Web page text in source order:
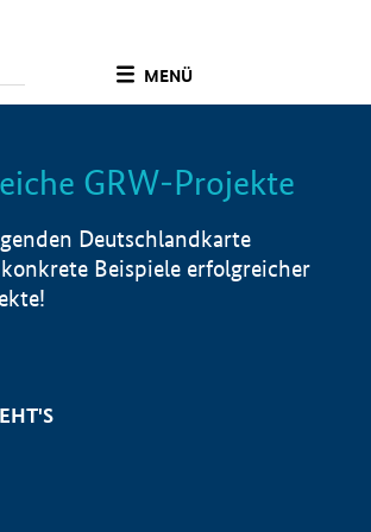
MENÜ
Info
GRW-Projekte
Deutschlandkarte
Beispiele erfolgreicher